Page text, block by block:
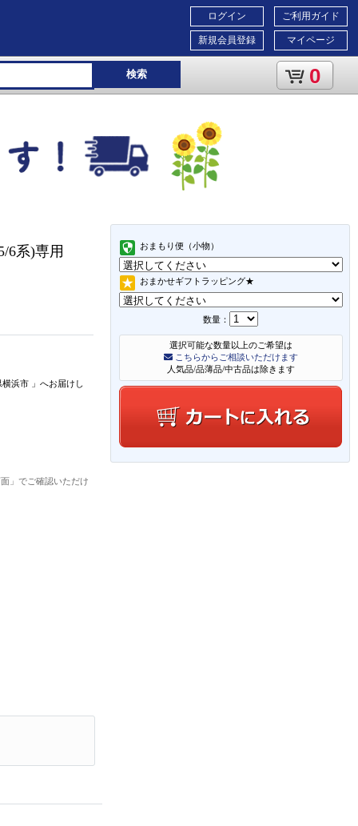
ご利用ガイド
マイページ
ログイン
新規会員登録
検索 0
おまもり便（小物）
おまかせギフトラッピング★
数量：
選択可能な数量以上のご希望は
こちらからご相談いただけます
人気品/品薄品/中古品は除きます
6系)専用
横浜市 」 へお届けし
」でご確認いただけ